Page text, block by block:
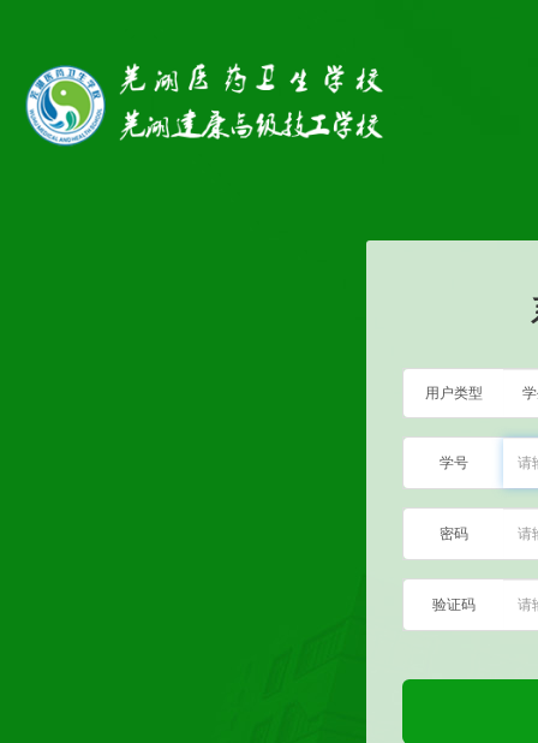
用户类型
学号
密码
验证码